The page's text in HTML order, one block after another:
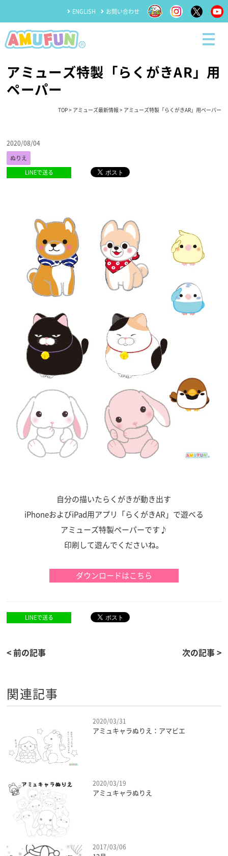
ENGLISH お問い合わせ
アミューズ特製「らくがきAR」用
ペーパー
TOP> アミューズ最新情報> アミューズ特製「らくがきAR」用ペーパー
2020/08/04
ぬりえ
LINEで送る
自分の描いたらくがきが動き出す
iPhoneおよびiPad用アプリ
「らくがきAR」 で遊べる
アミューズ特製ペーパーです♪
印刷して遊んでくださいね。
LINEで送る
< 前の記事 次の記事 >
関連記事
2020/03/31
アミュキャラぬりえ：アマビエ
2020/03/19
アミュキャラぬりえ
2017/03/06